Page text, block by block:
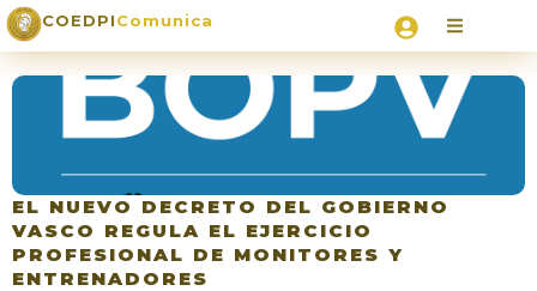
COEDPIComunica
EL NUEVO DECRETO DEL GOBIERNO
VASCO REGULA EL EJERCICIO
PROFESIONAL DE MONITORES Y
ENTRENADORES